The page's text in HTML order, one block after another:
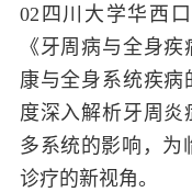
02 四川大学华西
《牙周病与全身
康与全身系统疾病
度深入解析牙周炎
多系统的影响，为
诊疗的新视角。